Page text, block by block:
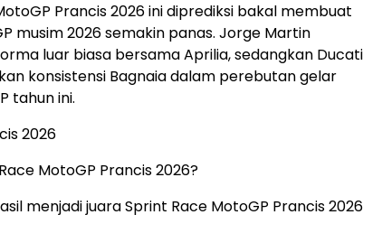
Prancis 2026 ini diprediksi bakal membuat
musim 2026 semakin panas. Jorge Martin
luar biasa bersama Aprilia, sedangkan Ducati
konsistensi Bagnaia dalam perebutan gelar
tahun ini.
2026
MotoGP Prancis 2026?
menjadi juara Sprint Race MotoGP Prancis 2026